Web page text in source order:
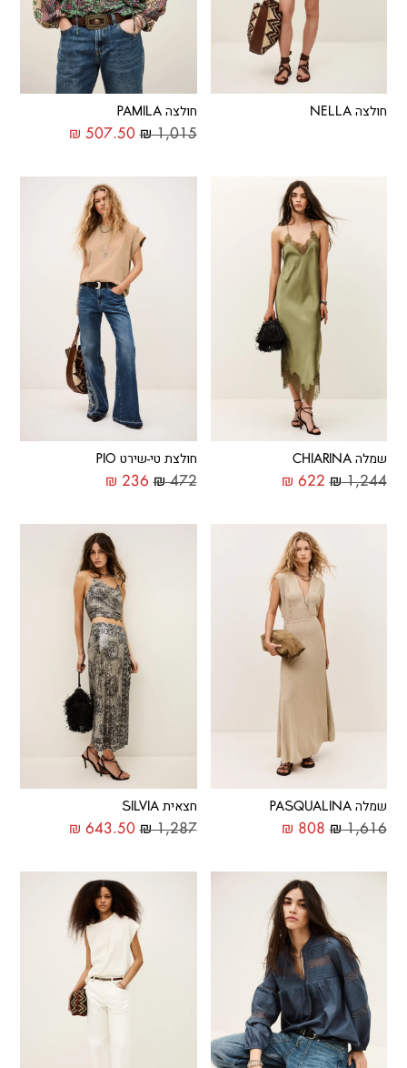
חולצה NELLA חולצה PAMILA
₪1,015
₪ 507.50
שמלה CHIARINA
₪1,244
₪ 622
חולצת טי-שירט PIO
₪472
₪ 236
שמלה PASQUALINA
₪1,616
₪ 808
חצאית SILVIA
₪1,287
₪ 643.50